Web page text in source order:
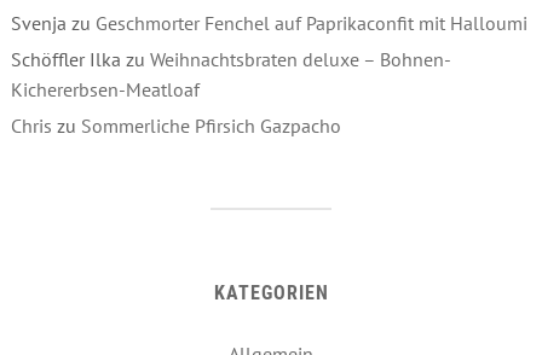
Svenja zu Geschmorter Fenchel auf Paprikaconfit mit Halloumi
Schöffler Ilka zu Weihnachtsbraten deluxe – Bohnen-
Kichererbsen-Meatloaf
Chris zu Sommerliche Pfirsich Gazpacho
KATEGORIEN